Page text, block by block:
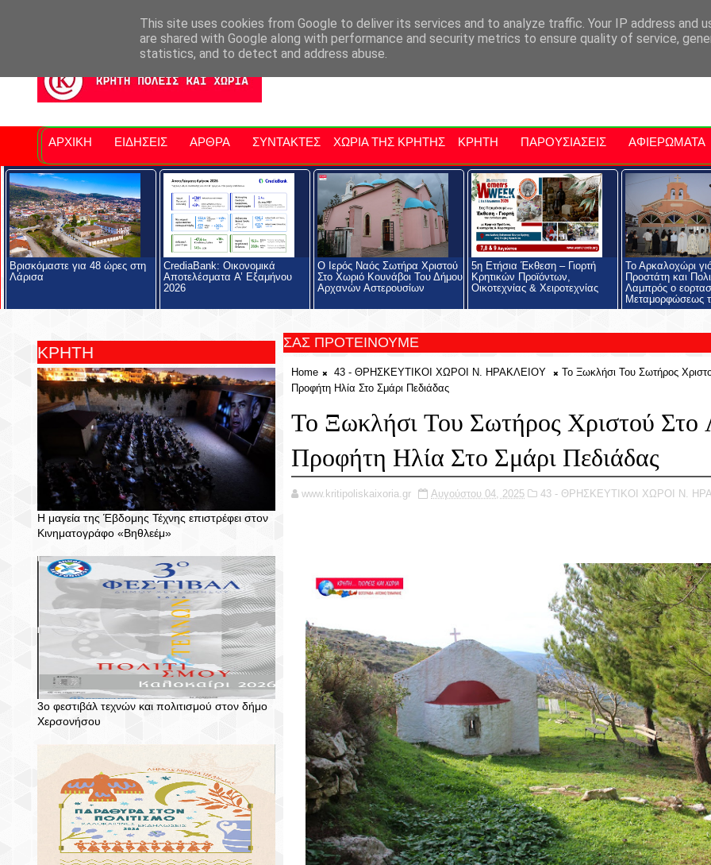
Νομός Λασιθίου Αγαπάμε Ρέθυμνο Επαρχία Μαλεβιζίου Εκδηλώσεις Στην Κρήτη Kriti Traveller
ΑΡΧΙΚΗ ΕΙΔΗΣΕΙΣ ΑΡΘΡΑ ΣΥΝΤΑΚΤΕΣ ΧΩΡΙΑ ΤΗΣ ΚΡΗΤΗΣ ΚΡΗΤΗ ΠΑΡΟΥΣΙΑΣΕΙΣ ΑΦΙΕΡΩΜΑΤΑ
Βρισκόμαστε για 48 ώρες στη
Λάρισα
CrediaBank: Οικονομικά
Αποτελέσματα A’ Εξαμήνου
2026
Ο Ιερός Ναός Σωτήρα Χριστού
Στο Χωριό Κουνάβοι Του Δήμου
Αρχανών Αστερουσίων
5η Ετήσια Έκθεση – Γιορτή
Κρητικών Προϊόντων,
Οικοτεχνίας & Χειροτεχνίας
Το Αρκαλοχώρι
Προστάτη και
Λαμπρός ο
Μεταμορφώσεως
ΚΡΗΤΗ
Η μαγεία της Έβδομης Τέχνης επιστρέφει στον
Κινηματογράφο «Βηθλεέμ»
3ο φεστιβάλ τεχνών και πολιτισμού στον δήμο
Χερσονήσου
ΣΑΣ ΠΡΟΤΕΙΝΟΥΜΕ
Home 43 - ΘΡΗΣΚΕΥΤΙΚΟΙ ΧΩΡΟΙ Ν. ΗΡΑΚΛΕΙΟΥ
Το Ξωκλήσι Του Σωτήρος
Προφήτη Ηλία Στο Σμάρι Πεδιάδας
Το Ξωκλήσι Του Σωτήρος Χριστού Στο
Προφήτη Ηλία Στο Σμάρι Πεδιάδας
www.kritipoliskaixoria.gr Αυγούστου 04, 2025 43 - ΘΡΗΣΚΕΥΤΙΚΟΙ ΧΩΡΟΙ Ν.
This site uses cookies from Google to deliver its services and to analyze traffic. Your IP address and
are shared with Google along with performance and security metrics to ensure quality of service,
statistics, and to detect and address abuse.